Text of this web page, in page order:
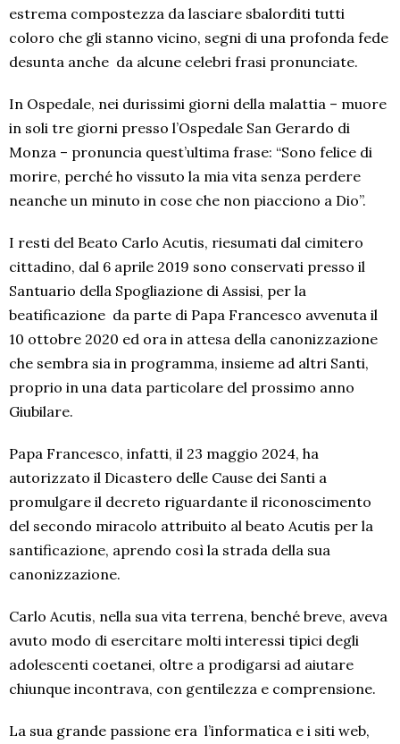
estrema compostezza da lasciare sbalorditi tutti
coloro che gli stanno vicino, segni di una profonda fede
desunta anche da alcune celebri frasi pronunciate.
In Ospedale, nei durissimi giorni della malattia – muore
in soli tre giorni presso l’Ospedale San Gerardo di
Monza – pronuncia quest’ultima frase: “Sono felice di
morire, perché ho vissuto la mia vita senza perdere
neanche un minuto in cose che non piacciono a Dio”.
I resti del Beato Carlo Acutis, riesumati dal cimitero
cittadino, dal 6 aprile 2019 sono conservati presso il
Santuario della Spogliazione di Assisi, per la
beatificazione da parte di Papa Francesco avvenuta il
10 ottobre 2020 ed ora in attesa della canonizzazione
che sembra sia in programma, insieme ad altri Santi,
proprio in una data particolare del prossimo anno
Giubilare.
Papa Francesco, infatti, il 23 maggio 2024, ha
autorizzato il Dicastero delle Cause dei Santi a
promulgare il decreto riguardante il riconoscimento
del secondo miracolo attribuito al beato Acutis per la
santificazione, aprendo così la strada della sua
canonizzazione.
Carlo Acutis, nella sua vita terrena, benché breve, aveva
avuto modo di esercitare molti interessi tipici degli
adolescenti coetanei, oltre a prodigarsi ad aiutare
chiunque incontrava, con gentilezza e comprensione.
La sua grande passione era l’informatica e i siti web,